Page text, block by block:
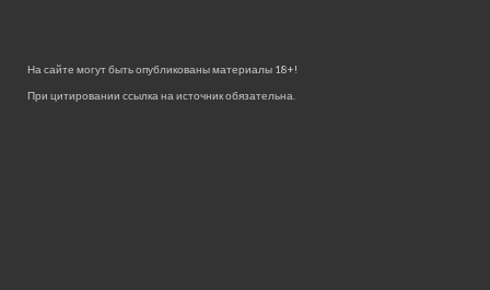
На сайте могут быть опубликованы материалы 18+!
При цитировании ссылка на источник обязательна.